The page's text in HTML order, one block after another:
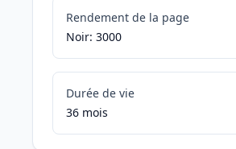
Rendement de la page
Noir: 3000
Durée de vie
36 mois